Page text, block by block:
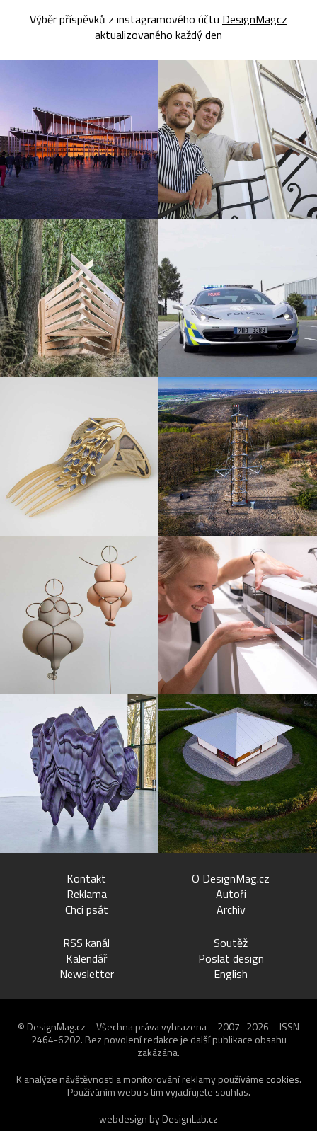
Výběr příspěvků z instagramového účtu DesignMagcz
aktualizovaného každý den
Kontakt
Reklama
Chci psát
O DesignMag.cz
Autoři
Archiv
RSS kanál
Kalendář
Newsletter
Soutěž
Poslat design
English
© DesignMag.cz – Všechna práva vyhrazena – 2007–2026 – ISSN
2464-6202. Bez povolení redakce je další publikace obsahu
zakázána.
K analýze návštěvnosti a monitorování reklamy používáme cookies.
Používáním webu s tím vyjadřujete souhlas.
webdesign byDesignLab.cz